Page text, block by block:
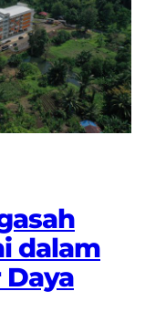
dalam